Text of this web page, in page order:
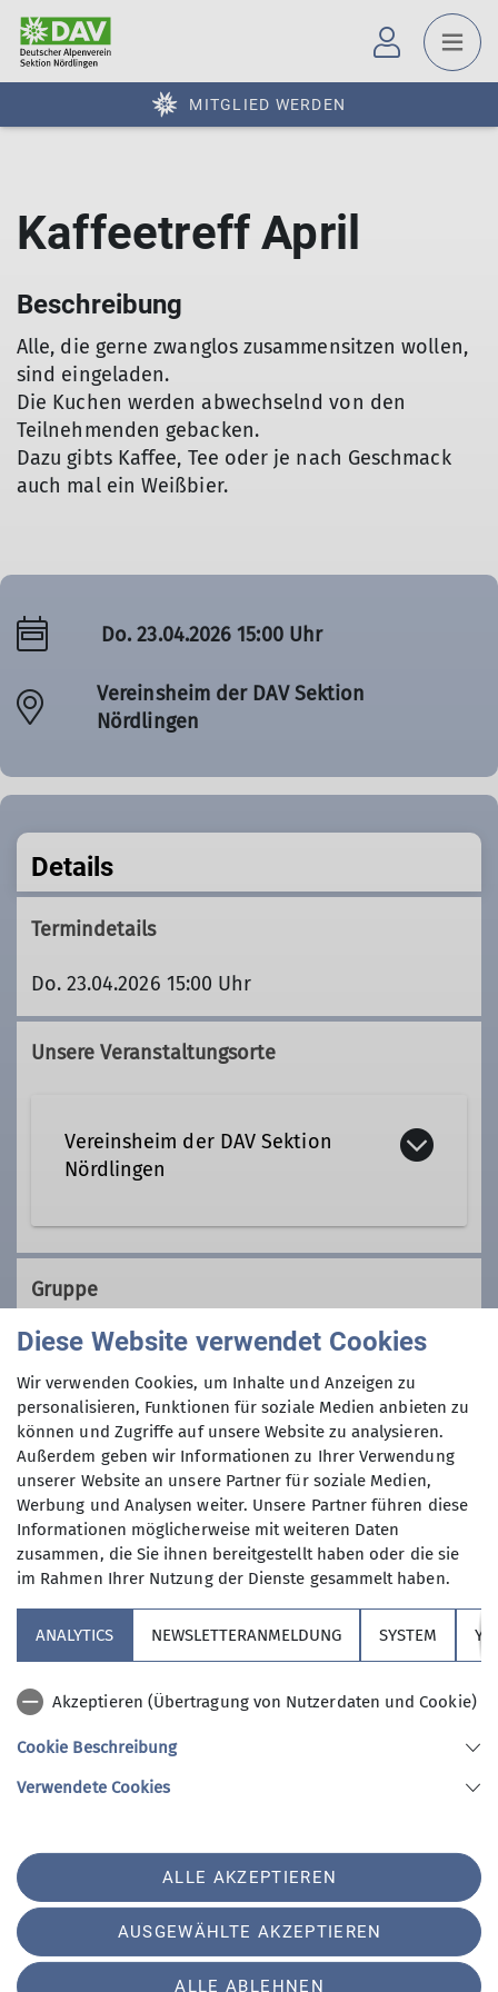
MITGLIED WERDEN
Kaffeetreff April
Beschreibung
Alle, die gerne zwanglos zusammensitzen wollen,
sind eingeladen.
Die Kuchen werden abwechselnd von den
Teilnehmenden gebacken.
Dazu gibts Kaffee, Tee oder je nach Geschmack
auch mal ein Weißbier.
Do. 23.04.2026 15:00 Uhr
Vereinsheim der DAV Sektion
Nördlingen
Details
Termindetails
Do. 23.04.2026 15:00 Uhr
Unsere Veranstaltungsorte
Vereinsheim der DAV Sektion
Nördlingen
Stegmühlweg 2 a
Details
Gruppe
Kaffeetreff
Alle sind herzlich eingeladen bei
Kaffee und Kuchen ab 15.00 Uhr ein
Schwätzchen zu halten. Je nach
Geschmack darf's auch mal ein
Weißbier sein. Die leckeren Kuchen
werden abwechselnd mit viel Liebe
von den Teilnehmerinnen oder
Teilnehmern des Kaffeetreffs
gebacken.
Jeder der möchte kann gerne bei uns
im DAV Vereinsheim am Sportplatz
Berger Wiese vorbeischauen.
Einfach ganz zwanglos vorbeischauen!
Im August und im Dezember findet
normalerweise kein Kaffeetreff statt.
Da sich der Termin auch mal
verschieben kann, wird dieser
Ehrenamt + Spenden
Downloads
86720 Nördlingen
Telefon +499081290295
Diese Website verwendet Cookies
Wir verwenden Cookies, um Inhalte und Anzeigen zu
personalisieren, Funktionen für soziale Medien anbieten zu
können und Zugriffe auf unsere Website zu analysieren.
Außerdem geben wir Informationen zu Ihrer Verwendung
unserer Website an unsere Partner für soziale Medien,
Werbung und Analysen weiter. Unsere Partner führen diese
Informationen möglicherweise mit weiteren Daten
zusammen, die Sie ihnen bereitgestellt haben oder die sie
im Rahmen Ihrer Nutzung der Dienste gesammelt haben.
ANALYTICS NEWSLETTERANMELDUNG SYSTEM
Akzeptieren (Übertragung von Nutzerdaten und Cookie)
Cookie Beschreibung
Verwendete Cookies
ALLE AKZEPTIEREN
AUSGEWÄHLTE AKZEPTIEREN
ALLE ABLEHNEN